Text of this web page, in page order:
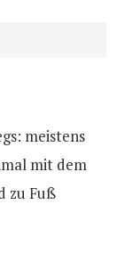
meistens
mit dem
zu Fuß